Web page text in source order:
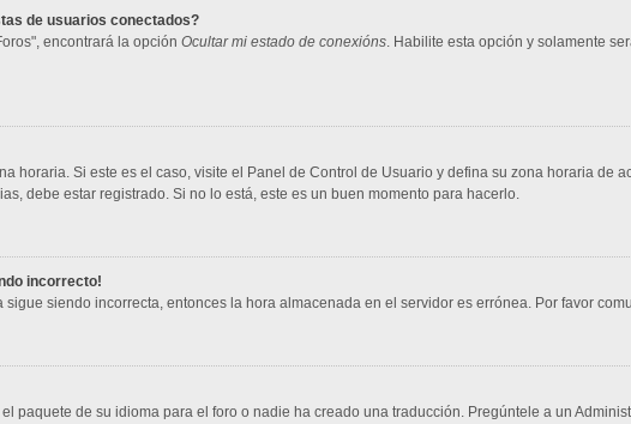
de usuarios conectados?
encontrará la opción Ocultar mi estado de conexións. Habilite esta opción y solamente
horaria. Si este es el caso, visite el Panel de Control de Usuario y defina su zona horaria de
debe estar registrado. Si no lo está, este es un buen momento para hacerlo.
incorrecto!
siendo incorrecta, entonces la hora almacenada en el servidor es errónea. Por favor
paquete de su idioma para el foro o nadie ha creado una traducción. Pregúntele a un